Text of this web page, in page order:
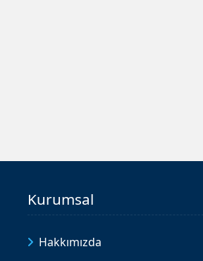
Kurumsal
Hakkımızda